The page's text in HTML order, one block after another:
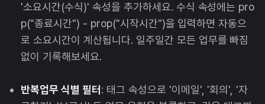
'소요시간(수식)' 속성을 추가하세요. 수식 속성에는 pro
p("종료시간") - prop("시작시간")을 입력하면 자동으
로 소요시간이 계산됩니다. 일주일간 모든 업무를 빠짐
없이 기록해보세요.
반복업무 식별 필터 : 태그 속성으로 '이메일', '회의', '자